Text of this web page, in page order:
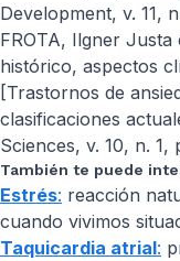
Development, v. 11,
FROTA, Ilgner Justa
histórico, aspectos
[Trastornos de
clasificaciones
Sciences, v. 10, n. 1,
También te puede
Estrés: reacción
cuando vivimos
Taquicardia atrial: